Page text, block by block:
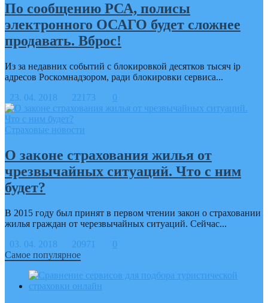
По сообщению РСА, полисы
электронного ОСАГО будет сложнее
продавать. Вброс!
Из за недавних событий с блокировкой десятков тысяч ip
адресов Роскомнадзором, ради блокировки сервиса...
23. 04. 2018
22173 0
Страховые новости
О законе страхования жилья от
чрезвычайных ситуаций. Что с ним
будет?
В 2015 году был принят в первом чтении закон о страховании
жилья граждан от черезвычайных ситуаций. Сейчас...
03. 04. 2018
20971
0
Самое популярное